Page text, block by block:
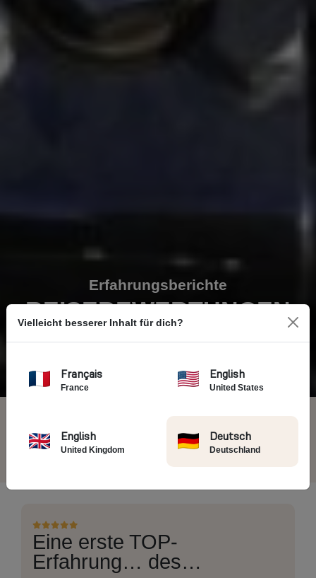
Erfahrungsberichte
REISEBEWERTUNGEN
Eine erste TOP-
Erfahrung… des…
Vielleicht besserer Inhalt für dich?
Français
France
English
United States
English
United Kingdom
Deutsch
Deutschland